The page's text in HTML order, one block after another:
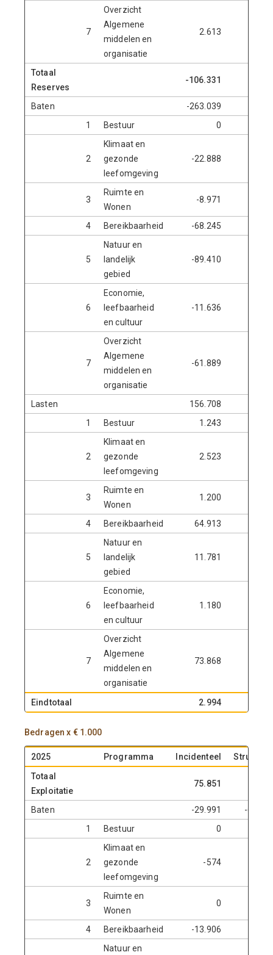
7
Overzicht
Algemene
middelen en
organisatie
2.613
Totaal
Reserves
-106.331
Baten -263.039
1
Bestuur 0
2
Klimaat en
gezonde
leefomgeving
-22.888
3
Ruimte en
Wonen
-8.971
4 Bereikbaarheid -68.245
5
Natuur en
landelijk
gebied
-89.410
6
Economie,
leefbaarheid
en cultuur
-11.636
7
Overzicht
Algemene
middelen en
organisatie
-61.889
Lasten 156.708
1
Bestuur 1.243
2
Klimaat en
gezonde
leefomgeving
2.523
3
Ruimte en
Wonen
1.200
4 Bereikbaarheid 64.913
5
Natuur en
landelijk
gebied
11.781
6
Economie,
leefbaarheid
en cultuur
1.180
7
Overzicht
Algemene
middelen en
organisatie
73.868
Eindtotaal 2.994
Bedragen x € 1.000
2025 Programma Incidenteel
Totaal
Exploitatie
75.851
Baten -29.991
-
1
Bestuur 0
2
Klimaat en
gezonde
leefomgeving
-574
3
Ruimte en
Wonen
0
4 Bereikbaarheid -13.906
Natuur en